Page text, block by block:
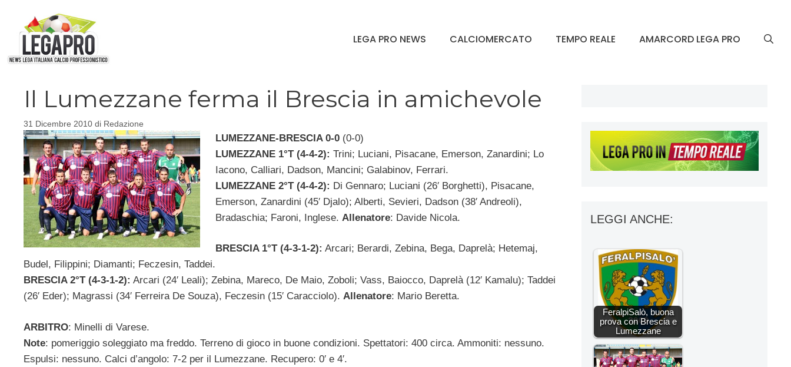
contenuto
LEGA PRO NEWS CALCIOMERCATO TEMPO REALE AMARCORD LEGA PRO
Il Lumezzane ferma il Brescia in amichevole
31 Dicembre 2010 di Redazione
LUMEZZANE-BRESCIA 0-0(0-0)
LUMEZZANE 1°T (4-4-2): Trini; Luciani, Pisacane, Emerson, Zanardini; Lo
Iacono, Calliari, Dadson, Mancini; Galabinov, Ferrari.
LUMEZZANE 2°T (4-4-2): Di Gennaro; Luciani (26′ Borghetti), Pisacane,
Emerson, Zanardini (45′ Djalo); Alberti, Sevieri, Dadson (38′ Andreoli),
Bradaschia; Faroni, Inglese. Allenatore: Davide Nicola.
BRESCIA 1°T (4-3-1-2): Arcari; Berardi, Zebina, Bega, Daprelà; Hetemaj,
Budel, Filippini; Diamanti; Feczesin, Taddei.
BRESCIA 2°T (4-3-1-2): Arcari (24′ Leali); Zebina, Mareco, De Maio, Zoboli; Vass, Baiocco, Daprelà (12′ Kamalu); Taddei
(26′ Eder); Magrassi (34′ Ferreira De Souza), Feczesin (15′ Caracciolo). Allenatore: Mario Beretta.
ARBITRO: Minelli di Varese.
Note: pomeriggio soleggiato ma freddo. Terreno di gioco in buone condizioni. Spettatori: 400 circa. Ammoniti: nessuno.
Espulsi: nessuno. Calci d’angolo: 7-2 per il Lumezzane. Recupero: 0′ e 4′.
LEGGI ANCHE:
FeralpiSalò, buona
prova con Brescia e
Lumezzane